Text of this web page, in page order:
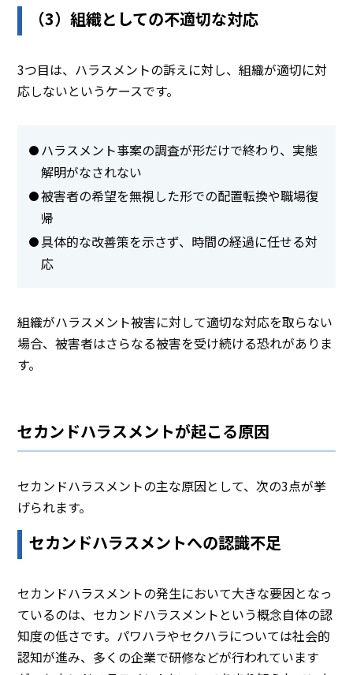
（3）組織としての不適切な対応
3つ目は、ハラスメントの訴えに対し、組織が適切に対
応しないというケースです。
ハラスメント事案の調査が形だけで終わり、実態
解明がなされない
被害者の希望を無視した形での配置転換や職場復
帰
具体的な改善策を示さず、時間の経過に任せる対
応
組織がハラスメント被害に対して適切な対応を取らない
場合、被害者はさらなる被害を受け続ける恐れがありま
す。
セカンドハラスメントが起こる原因
セカンドハラスメントの主な原因として、次の3点が挙
げられます。
セカンドハラスメントへの認識不足
セカンドハラスメントの発生において大きな要因となっ
ているのは、セカンドハラスメントという概念自体の認
知度の低さです。パワハラやセクハラについては社会的
認知が進み、多くの企業で研修などが行われています